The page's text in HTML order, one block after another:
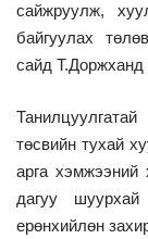
сайжруулж,
байгуулах
сайд Т.Доржханд
төсвийн тухай
арга хэмжээний
дагуу
ерөнхийлөн